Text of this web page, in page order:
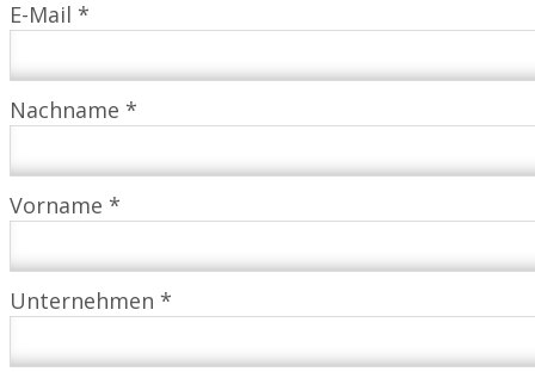
E-Mail *
Nachname *
Vorname *
Unternehmen *